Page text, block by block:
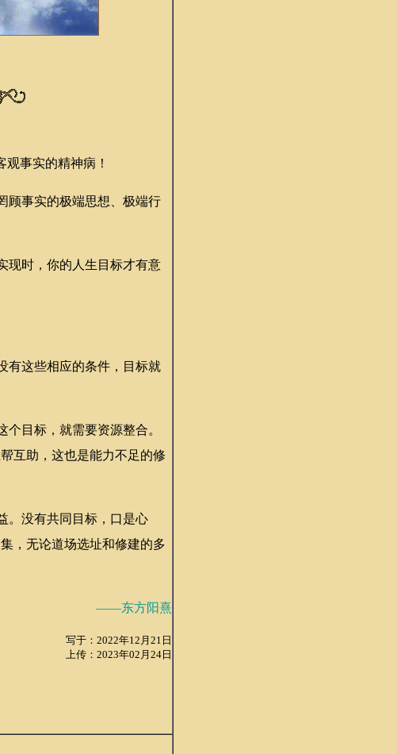
事实的精神病！
事实的极端思想、极端行
时，你的人生目标才有意
这些相应的条件，目标就
目标，就需要资源整合。
互助，这也是能力不足的修
没有共同目标，口是心
，无论道场选址和修建的多
——东方阳熹
写于：2022年12月21日
上传：2023年02月24日